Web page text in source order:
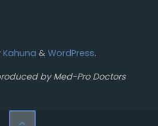
Kahuna & WordPress.
by Med-Pro Doctors